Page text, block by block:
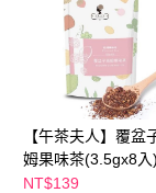
【午茶夫人】覆盆
姆果味茶(3.5gx8入)
NT$139